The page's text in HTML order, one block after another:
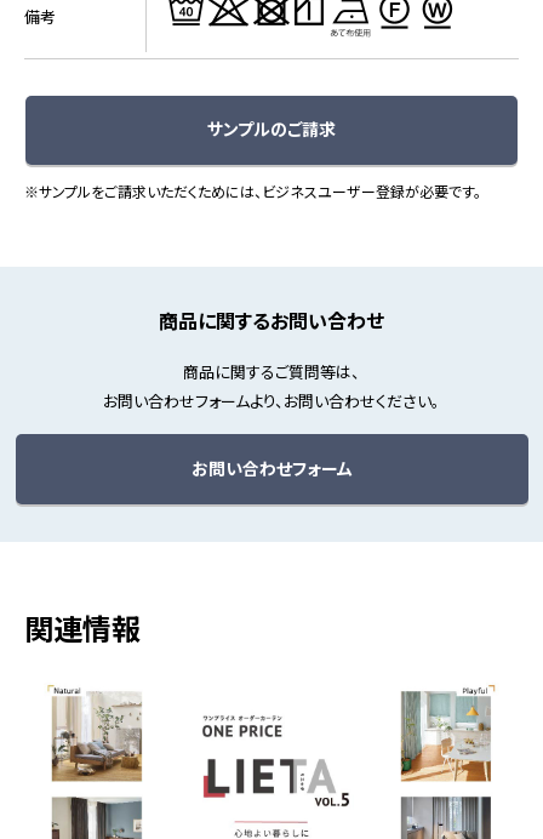
備考
サンプルのご請求
※サンプルをご請求いただくためには、ビジネスユーザー登録が必要です。
商品に関するお問い合わせ
商品に関するご質問等は、
お問い合わせフォームより、お問い合わせください。
お問い合わせフォーム
関連情報